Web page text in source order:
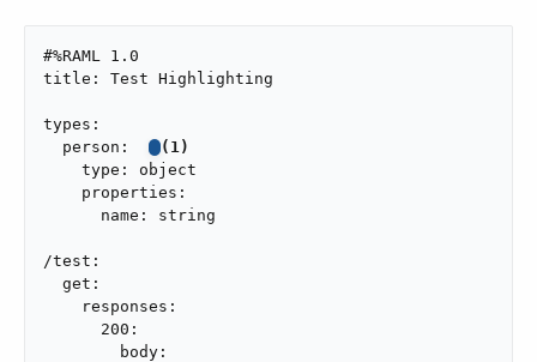
#%RAML 1.0
title: Test Highlighting
types:
  person:
(1)
    type: object
    properties:
      name: string
/test:
  get:
    responses:
      200:
        body: